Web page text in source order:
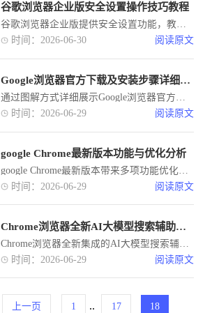
谷歌浏览器企业版安全设置操作技巧教程
谷歌浏览器企业版提供安全设置功能，教程解析了操作技巧。功能可有效保障数据安全，满足企业办公环境需求。
时间：2026-06-30
阅读原文
Google浏览器官方下载及安装步骤详细图解
时间：2026-06-29
阅读原文
google Chrome最新版本功能与优化分析
时间：2026-06-29
阅读原文
Chrome浏览器全新AI大模型搜索辅助功能深度测评
时间：2026-06-29
阅读原文
上一页 1 .. 17 18